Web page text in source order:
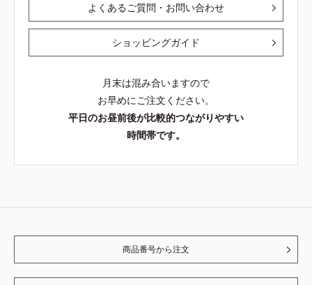
よくあるご質問・お問い合わせ
ショッピングガイド
月末は混み合いますので
お早めにご注文ください。
平日のお昼前後が比較的つながりやすい
時間帯です。
商品番号から注文